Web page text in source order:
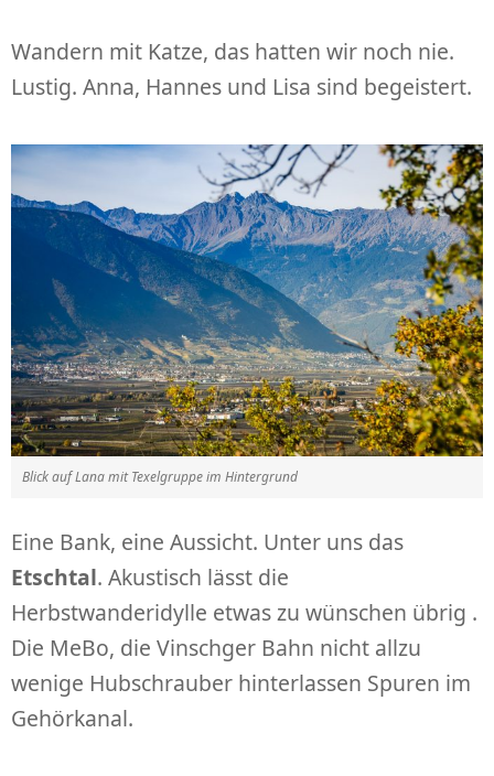
Wandern mit Katze, das hatten wir noch nie.
Lustig. Anna, Hannes und Lisa sind begeistert.
Blick auf Lana mit Texelgruppe im Hintergrund
Eine Bank, eine Aussicht. Unter uns das
Etschtal. Akustisch lässt die
Herbstwanderidylle etwas zu wünschen übrig .
Die MeBo, die Vinschger Bahn nicht allzu
wenige Hubschrauber hinterlassen Spuren im
Gehörkanal.